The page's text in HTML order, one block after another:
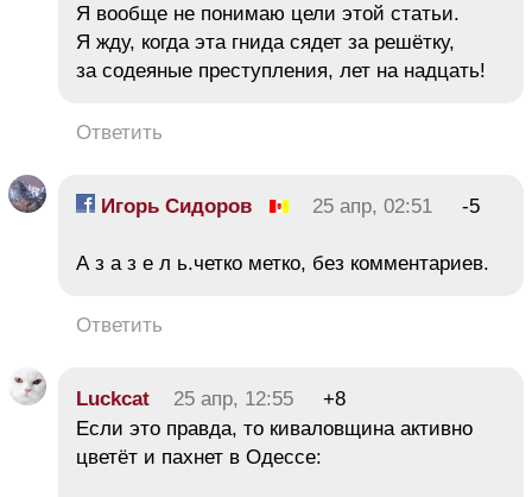
Я вообще не понимаю цели этой статьи.
Я жду, когда эта гнида сядет за решётку,
за содеяные преступления, лет на надцать!
Ответить
Игорь Сидоров 25 апр, 02:51 -5
А з а з е л ь.четко метко, без комментариев.
Ответить
Luckcat 25 апр, 12:55
+8
Если это правда, то киваловщина активно
цветёт и пахнет в Одессе: